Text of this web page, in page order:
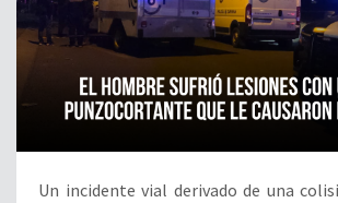
Un incidente vial derivado de una